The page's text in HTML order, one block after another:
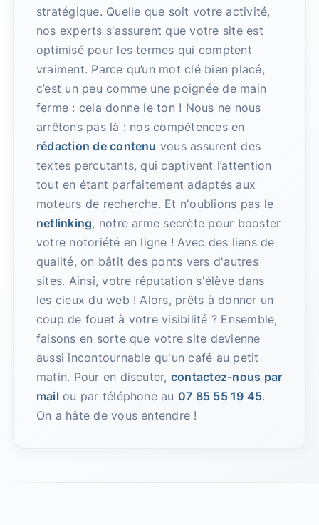
stratégique. Quelle que soit votre activité,
nos experts s'assurent que votre site est
optimisé pour les termes qui comptent
vraiment. Parce qu’un mot clé bien placé,
c’est un peu comme une poignée de main
ferme : cela donne le ton ! Nous ne nous
arrêtons pas là : nos compétences en
rédaction de contenu vous assurent des
textes percutants, qui captivent l’attention
tout en étant parfaitement adaptés aux
moteurs de recherche. Et n'oublions pas le
netlinking, notre arme secrète pour booster
votre notoriété en ligne ! Avec des liens de
qualité, on bâtit des ponts vers d'autres
sites. Ainsi, votre réputation s'élève dans
les cieux du web ! Alors, prêts à donner un
coup de fouet à votre visibilité ? Ensemble,
faisons en sorte que votre site devienne
aussi incontournable qu'un café au petit
matin. Pour en discuter, contactez-nous par
mail ou par téléphone au 07 85 55 19 45.
On a hâte de vous entendre !